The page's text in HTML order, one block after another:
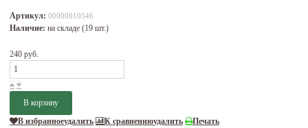
Артикул: 00000010546
Наличие: на складе (19 шт.)
240 руб.
В избранноеудалить К сравнениюудалить
Печать